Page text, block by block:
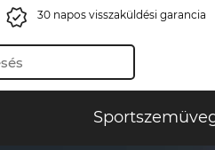
30 napos visszaküldési garancia